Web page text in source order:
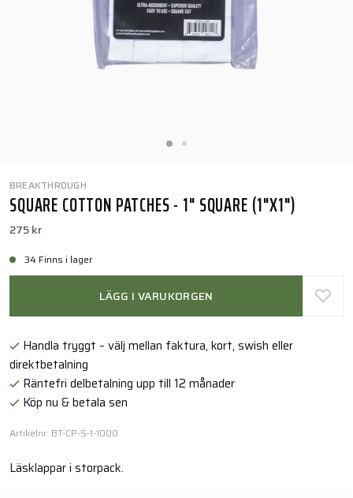
BREAKTHROUGH
SQUARE COTTON PATCHES - 1" SQUARE (1"X1")
275 kr
34 Finns i lager
LÄGG I VARUKORGEN
Handla tryggt – välj mellan faktura, kort, swish eller
direktbetalning
Räntefri delbetalning upp till 12 månader
Köp nu & betala sen
Artikelnr: BT-CP-S-1-1000
Läsklappar i storpack.